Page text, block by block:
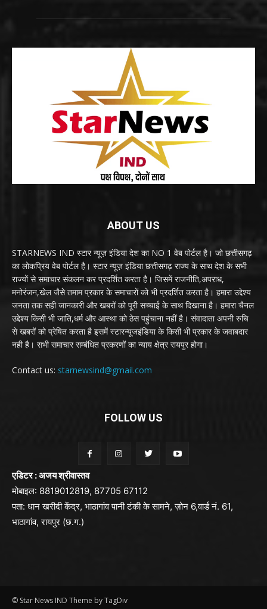
ABOUT US
STARNEWS IND स्टार न्यूज़ इंडिया देश का NO 1 वेब पोर्टल है। जो छत्तीसगढ़
का लोकप्रिय वेब पोर्टल है। स्टार न्यूज़ इंडिया छत्तीसगढ़ राज्य के साथ देश के सभी
राज्यों से समाचार संकलन कर प्रदर्शित करता है। जिसमें राजनीति,अपराध,
मनोरंजन,खेल जैसे तमाम प्रकार के समाचारों को भी प्रदर्शित करता है। हमारा उद्देश्य
जनता तक सही जानकारी और खबरों को पूरी सच्चाई के साथ दिखाना है। हमारा चैनल
उद्देश्य किसी भी जाति,धर्म और आस्था को ठेस पहुंचाना नहीं है। संवादाता अपनी रुचि
से खबरों को प्रेषित करता है इसमें स्टारन्यूजइंडिया के किसी भी प्रकार के जवाबदार
नही है। सभी समाचार सम्बंधित प्रकरणों का न्याय क्षेत्र रायपुर होगा।
Contact us: starnewsind@gmail.com
FOLLOW US
एडिटर : अजय श्रीवास्तव
मोबाइल: 8819012819, 87705 67112
पता: धान खरीदी केंद्र, भाठागांव पानी टंकी के सामने, ज़ोन 6,वार्ड नं. 61,
भाठागांव, रायपुर (छ.ग.)
© Star News IND Theme by TagDiv